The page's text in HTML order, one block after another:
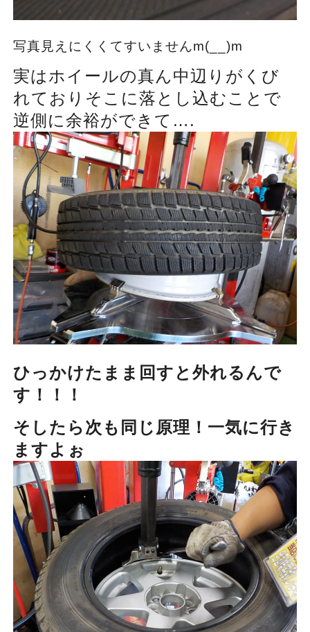
写真見えにくくてすいませんm(__)m
実はホイールの真ん中辺りがくび
れておりそこに落とし込むことで
逆側に余裕ができて….
ひっかけたまま回すと外れるんで
す！！！
そしたら次も同じ原理！一気に行き
ますよぉ